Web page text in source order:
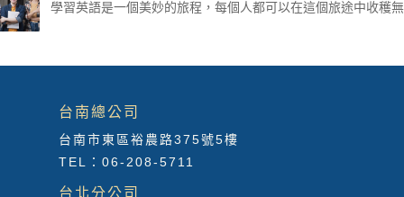
學習英語是一個美妙的旅程，每個人都可以在這個旅途中收穫
台南總公司
台南市東區裕農路375號5樓
TEL：06-208-5711
台北分公司